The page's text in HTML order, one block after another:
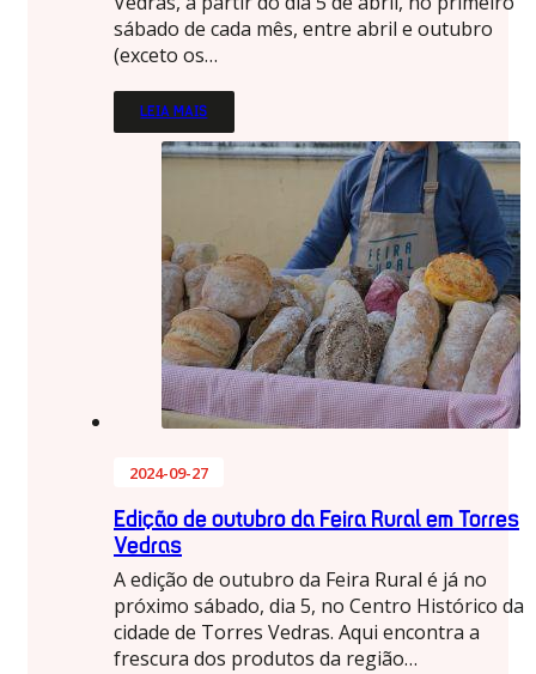
sábado de cada mês, entre abril e outubro
(exceto os…
LEIA MAIS
2024-09-27
Edição de outubro da Feira Rural em Torres
Vedras
A edição de outubro da Feira Rural é já no
próximo sábado, dia 5, no Centro Histórico da
cidade de Torres Vedras. Aqui encontra a
frescura dos produtos da região…